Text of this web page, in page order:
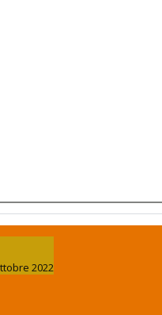
2022